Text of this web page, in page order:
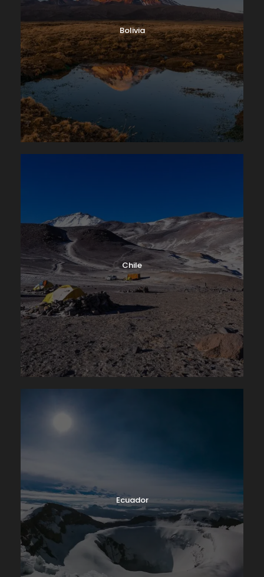
Bolivia
Chile
Ecuador